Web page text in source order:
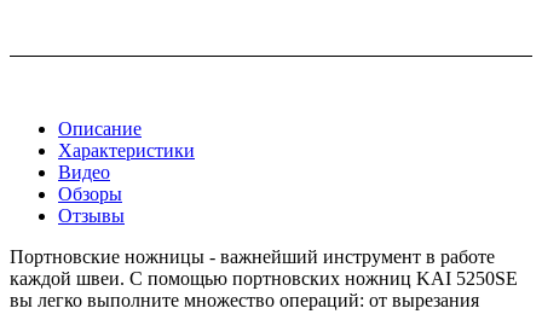
Описание
Характеристики
Видео
Обзоры
Отзывы
Портновские ножницы - важнейший инструмент в работе
каждой швеи. С помощью портновских ножниц KAI 5250SE
вы легко выполните множество операций: от вырезания